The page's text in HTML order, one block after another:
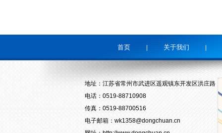
首页 关于我们
地址：江苏省常州市武进区遥观镇东开发区洪庄路
电话：0519-88710908
传真：0519-88700516
电子邮箱： wk1358@dongchuan.cn